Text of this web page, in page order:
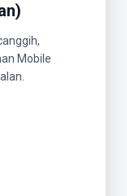
Mobile